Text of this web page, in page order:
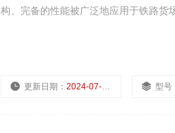
构、完备的性能被广泛地应用于铁路货
更新日期： 2024-07-23 型号